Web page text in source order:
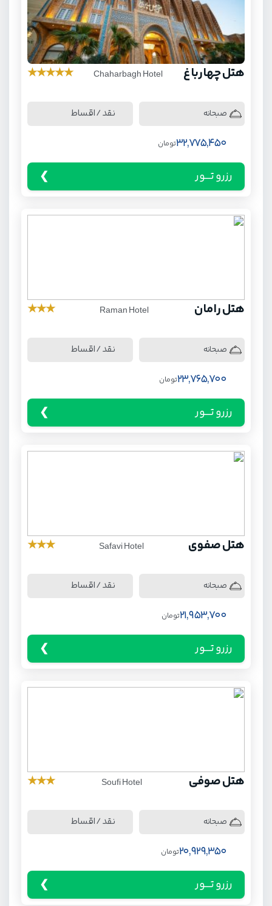
هتل چهارباغ Chaharbagh Hotel
★
★
★
★
★
صبحانه نقد / اقساط
32,775,450تومان
رزرو تـــور
هتل رامان Raman Hotel
★
★
★
صبحانه نقد / اقساط
23,765,700تومان
رزرو تـــور
هتل صفوی Safavi Hotel
★
★
★
صبحانه نقد / اقساط
21,953,700تومان
رزرو تـــور
هتل صوفی Soufi Hotel
★
★
★
صبحانه نقد / اقساط
20,929,350تومان
رزرو تـــور